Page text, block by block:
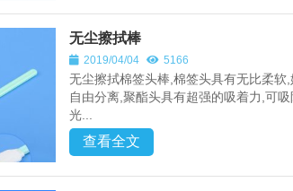
无尘擦拭棒
2019/04/04 5166
无尘擦拭棉签头棒,棉签头具有无比柔
自由分离,聚酯头具有超强的吸着力,可
光...
查看全文